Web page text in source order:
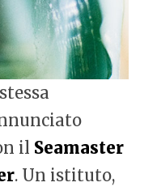
il Seamaster
. Un istituto,